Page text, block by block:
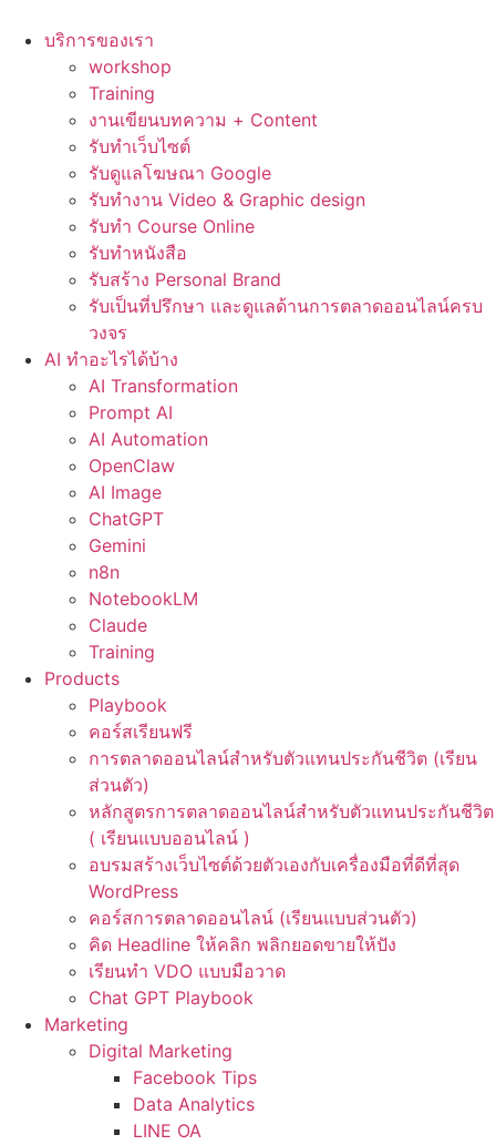
บริการของเรา
workshop
Training
งานเขียนบทความ + Content
รับทำเว็บไซต์
รับดูแลโฆษณา Google
รับทำงาน Video & Graphic design
รับทำ Course Online
รับทำหนังสือ
รับสร้าง Personal Brand
รับเป็นที่ปรึกษา และดูแลด้านการตลาดออนไลน์ครบ
วงจร
AI ทำอะไรได้บ้าง
AI Transformation
Prompt AI
AI Automation
OpenClaw
AI Image
ChatGPT
Gemini
n8n
NotebookLM
Claude
Training
Products
Playbook
คอร์สเรียนฟรี
การตลาดออนไลน์สำหรับตัวแทนประกันชีวิต (เรียน
ส่วนตัว)
หลักสูตรการตลาดออนไลน์สำหรับตัวแทนประกันชีวิต
( เรียนแบบออนไลน์ )
อบรมสร้างเว็บไซต์ด้วยตัวเองกับเครื่องมือที่ดีที่สุด
WordPress
คอร์สการตลาดออนไลน์ (เรียนแบบส่วนตัว)
คิด Headline ให้คลิก พลิกยอดขายให้ปัง
เรียนทำ VDO แบบมือวาด
Chat GPT Playbook
Marketing
Digital Marketing
Facebook Tips
Data Analytics
LINE OA